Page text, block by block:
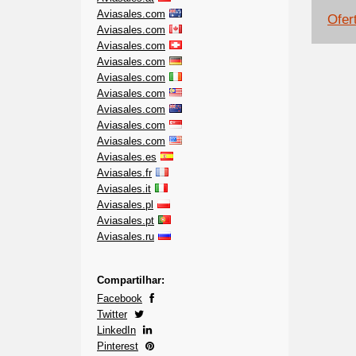
Aviasales.com
Aviasales.com
Aviasales.com
Aviasales.com
Aviasales.com
Aviasales.com
Aviasales.com
Aviasales.com
Aviasales.com
Aviasales.es
Aviasales.fr
Aviasales.it
Aviasales.pl
Aviasales.pt
Aviasales.ru
Compartilhar:
Facebook
Twitter
LinkedIn
Pinterest